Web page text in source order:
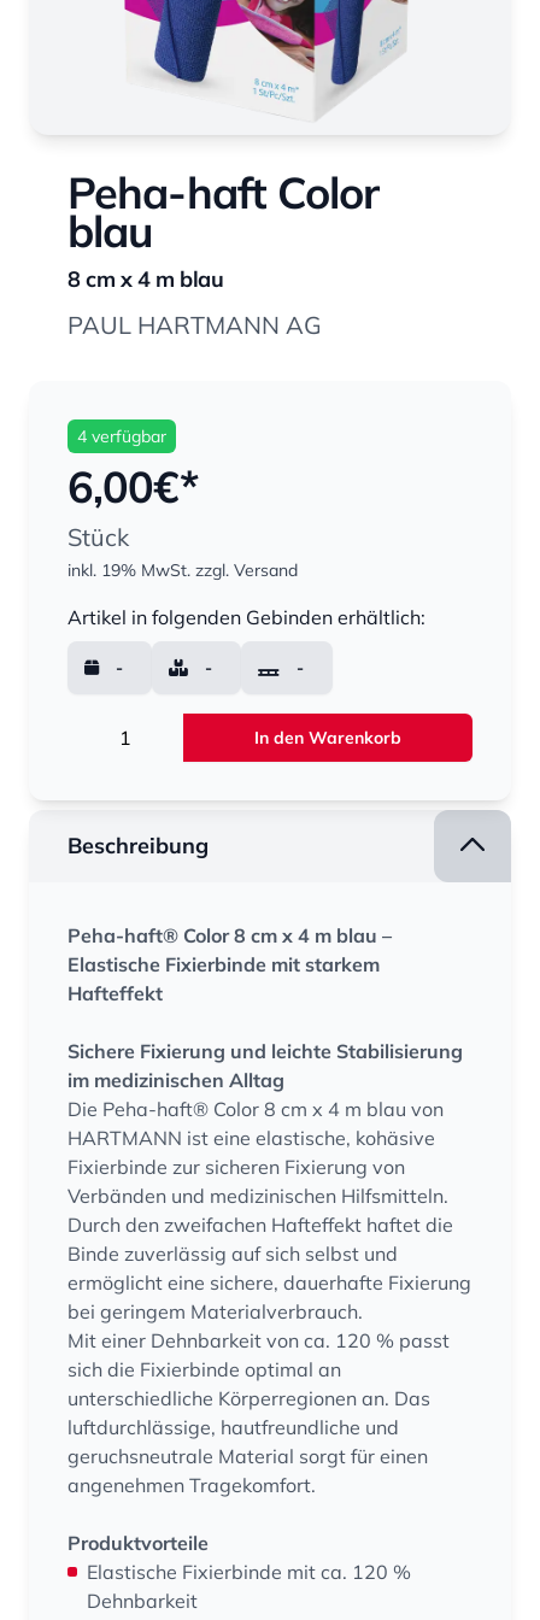
Peha-haft Color
blau
8 cm x 4 m blau
PAUL HARTMANN AG
4 verfügbar
6,00€*
Stück
inkl. 19% MwSt. zzgl. Versand
Artikel in folgenden Gebinden erhältlich:
- - -
In den Warenkorb
Beschreibung
Peha-haft® Color 8 cm x 4 m blau –
Elastische Fixierbinde mit starkem
Hafteffekt
Sichere Fixierung und leichte Stabilisierung
im medizinischen Alltag
Die Peha-haft® Color 8 cm x 4 m blau von
HARTMANN ist eine elastische, kohäsive
Fixierbinde zur sicheren Fixierung von
Verbänden und medizinischen Hilfsmitteln.
Durch den zweifachen Hafteffekt haftet die
Binde zuverlässig auf sich selbst und
ermöglicht eine sichere, dauerhafte Fixierung
bei geringem Materialverbrauch.
Mit einer Dehnbarkeit von ca. 120 % passt
sich die Fixierbinde optimal an
unterschiedliche Körperregionen an. Das
luftdurchlässige, hautfreundliche und
geruchsneutrale Material sorgt für einen
angenehmen Tragekomfort.
Produktvorteile
Elastische Fixierbinde mit ca. 120 %
Dehnbarkeit